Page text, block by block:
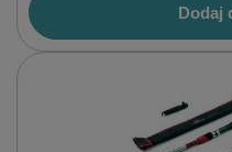
Dodaj